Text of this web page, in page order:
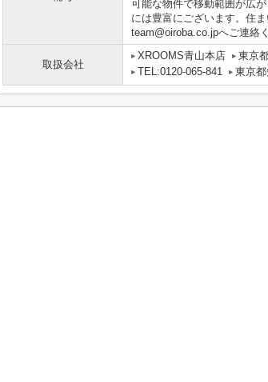
可能な物件で移動範囲が広
には豊富にございます。住
team@oiroba.co.jpへご連絡
取扱会社
XROOMS青山本店
東京
TEL:0120-065-841
東京